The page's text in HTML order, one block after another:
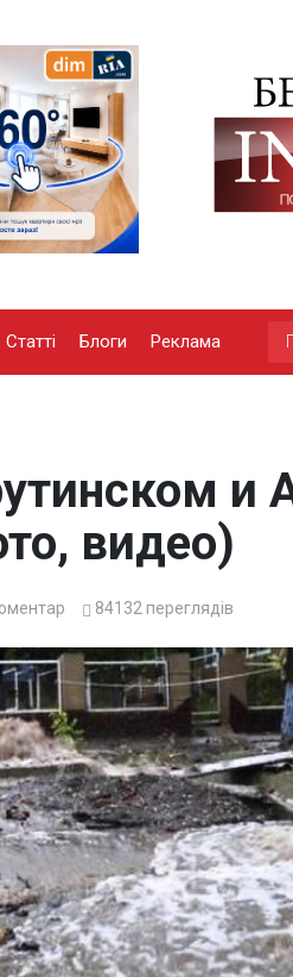
Статті Блоги Реклама
и
видео)
84132 переглядів